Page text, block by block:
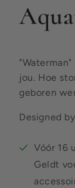
jou. Hoe
geboren
Designed
Vóór 16
Geldt